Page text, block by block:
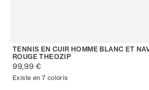
TENNIS EN CUIR HOMME BLANC ET
ROUGE THEOZIP
99,99 €
Existe en 7 coloris